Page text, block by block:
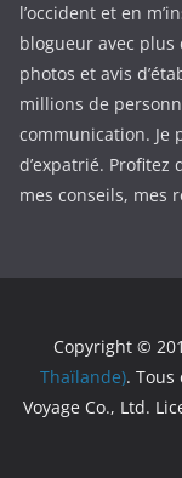
l’occident et en
blogueur avec
photos et avis
millions de
communication. Je
d’expatrié. Profitez
mes conseils, mes
Copyright ©
Thaïlande). Tous
Voyage Co., Ltd.